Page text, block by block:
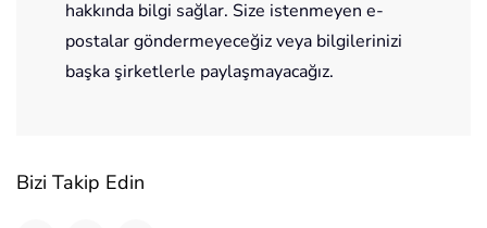
hakkında bilgi sağlar. Size istenmeyen e-
postalar göndermeyeceğiz veya bilgilerinizi
başka şirketlerle paylaşmayacağız.
Bizi Takip Edin